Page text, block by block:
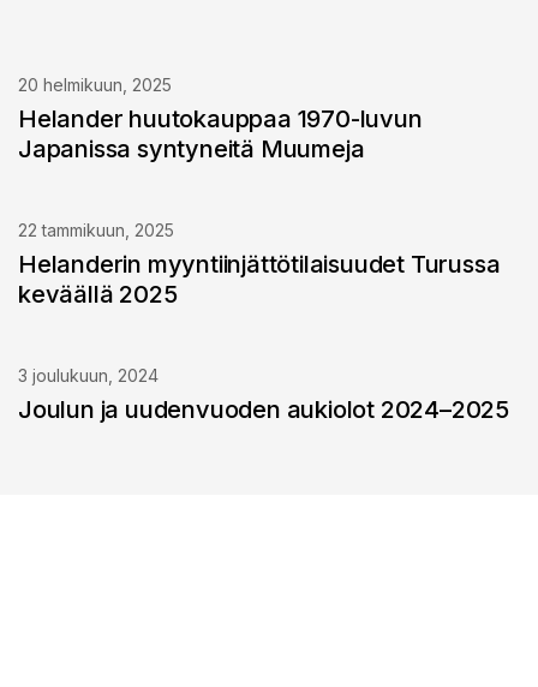
20 helmikuun, 2025
Helander huutokauppaa 1970-luvun
Japanissa syntyneitä Muumeja
22 tammikuun, 2025
Helanderin myyntiinjättötilaisuudet Turussa
keväällä 2025
3 joulukuun, 2024
Joulun ja uudenvuoden aukiolot 2024–2025